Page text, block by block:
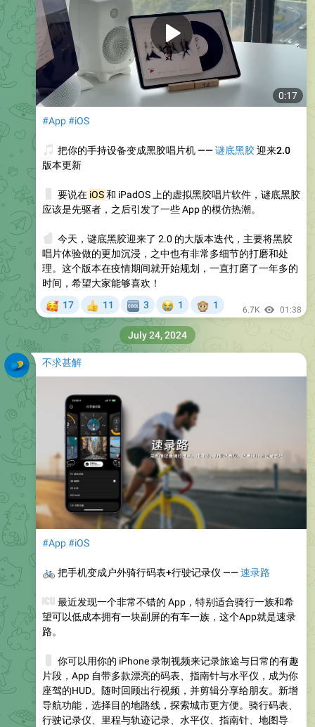
0:17
#App#iOS
把你的手持设备变成黑胶唱片机 ——谜底黑胶迎来2.0
版本更新
要说在 iOS和 iPadOS 上的虚拟黑胶唱片软件，谜底黑胶
应该是先驱者，之后引发了一些 App 的模仿热潮。
今天，谜底黑胶迎来了 2.0 的大版本迭代，主要将黑胶
唱片体验做的更加沉浸，之中也有非常多细节的打磨和处
理。这个版本在疫情期间就开始规划，一直打磨了一年多的
时间，希望大家能够喜欢！
17 11
🆒
3
😭
1
🙊
1 6.7K 01:38
不求甚解
#App#iOS
把手机变成户外骑行码表+行驶记录仪 ——速录路
最近发现一个非常不错的 App，特别适合骑行一族和希
望可以低成本拥有一块副屏的有车一族，这个App就是速录
路。
你可以用你的 iPhone 录制视频来记录旅途与日常的有趣
片段，App 自带多款漂亮的码表、指南针与水平仪，成为你
座驾的HUD。随时回顾出行视频，并剪辑分享给朋友。新增
导航功能，选择目的地路线，探索城市更方便。骑行码表、
行驶记录仪、里程与轨迹记录、水平仪、指南针、地图导
July 24, 2024